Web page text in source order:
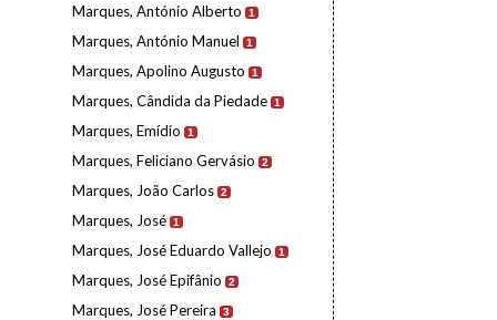
Marques, António Alberto 1
Marques, António Manuel 1
Marques, Apolino Augusto 1
Marques, Cândida da Piedade 1
Marques, Emídio 1
Marques, Feliciano Gervásio 2
Marques, João Carlos 2
Marques, José 1
Marques, José Eduardo Vallejo 1
Marques, José Epifânio 2
Marques, José Pereira 3